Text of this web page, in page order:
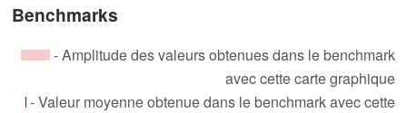
Benchmarks
- Amplitude des valeurs obtenues dans le benchmark
avec cette carte graphique
- Valeur moyenne obtenue dans le benchmark avec cette